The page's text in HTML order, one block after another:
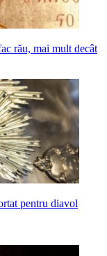
rău, mai mult decât
pentru diavol